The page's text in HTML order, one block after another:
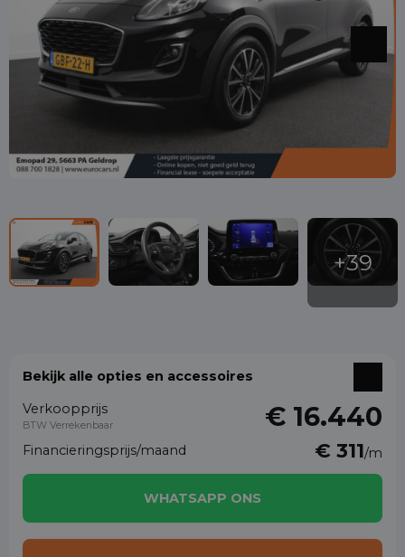
Bekijk alle opties en accessoires
Verkoopprijs
BTW Verrekenbaar € 16.440
Financieringsprijs/maand € 311/m
WHATSAPP ONS